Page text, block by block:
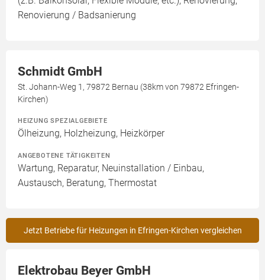
Renovierung / Badsanierung
Schmidt GmbH
St. Johann-Weg 1, 79872 Bernau (38km von 79872 Efringen-
Kirchen)
HEIZUNG SPEZIALGEBIETE
Ölheizung, Holzheizung, Heizkörper
ANGEBOTENE TÄTIGKEITEN
Wartung, Reparatur, Neuinstallation / Einbau,
Austausch, Beratung, Thermostat
Jetzt Betriebe für Heizungen in Efringen-Kirchen vergleichen
Elektrobau Beyer GmbH